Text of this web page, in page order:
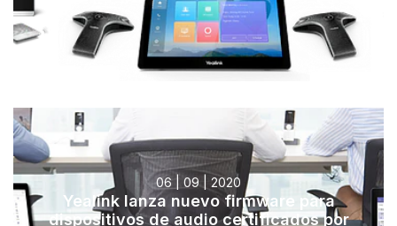
06 | 09 | 2020
Yealink lanza nuevo firmware para
dispositivos de audio certificados por